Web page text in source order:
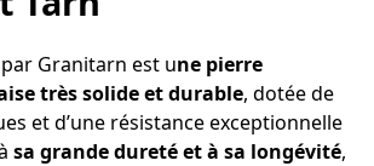
Granitarn est une pierre
très solide et durable, dotée de
et d’une résistance exceptionnelle
sa grande dureté et à sa longévité,